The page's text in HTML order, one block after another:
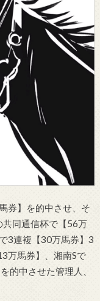
券】を的中させ、そ
同通信杯で【56万
3連複【30万馬券】3
万馬券】、湘南Sで
的中させた管理人、